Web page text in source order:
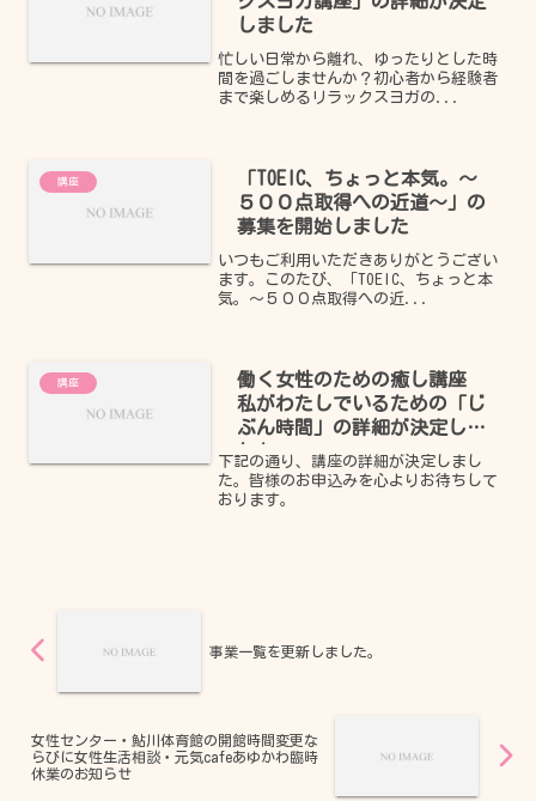
しました
忙しい日常から離れ、ゆったりとした時
間を過ごしませんか？初心者から経験者
まで楽しめるリラックスヨガの...
講座
「TOEIC、ちょっと本気。～
５００点取得への近道～」の
募集を開始しました
いつもご利用いただきありがとうござい
ます。このたび、「TOEIC、ちょっと本
気。～５００点取得への近...
講座
働く女性のための癒し講座
私がわたしでいるための「じ
ぶん時間」の詳細が決定しま
した。
下記の通り、講座の詳細が決定しまし
た。皆様のお申込みを心よりお待ちして
おります。
事業一覧を更新しました。
女性センター・鮎川体育館の開館時間変更な
らびに女性生活相談・元気cafeあゆかわ臨時
休業のお知らせ